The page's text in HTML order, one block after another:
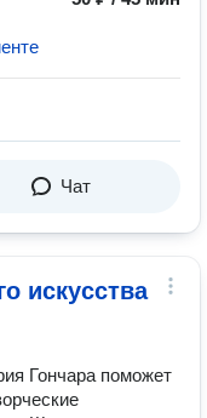
Чат
искусства
Гончара поможет